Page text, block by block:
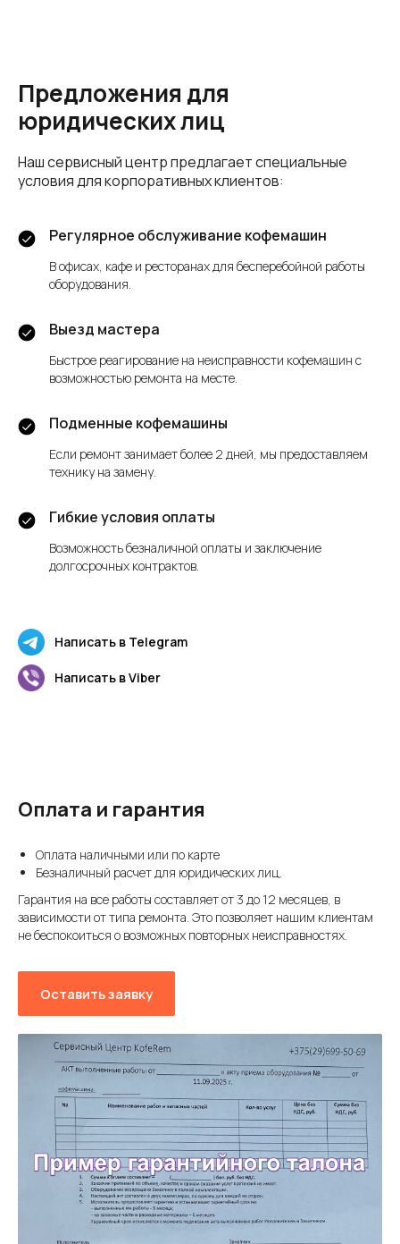
Предложения для
юридических лиц
Наш сервисный центр предлагает специальные
условия для корпоративных клиентов:
Регулярное обслуживание кофемашин
В офисах, кафе и ресторанах для бесперебойной работы
оборудования.
Выезд мастера
Быстрое реагирование на неисправности кофемашин с
возможностью ремонта на месте.
Подменные кофемашины
Если ремонт занимает более 2 дней, мы предоставляем
технику на замену.
Гибкие условия оплаты
Возможность безналичной оплаты и заключение
долгосрочных контрактов.
Написать в Telegram
Написать в Viber
Оплата и гарантия
Оплата наличными или по карте
Безналичный расчет для юридических лиц.
Гарантия на все работы составляет от 3 до 12 месяцев, в
зависимости от типа ремонта. Это позволяет нашим клиентам
не беспокоиться о возможных повторных неисправностях.
Оставить заявку